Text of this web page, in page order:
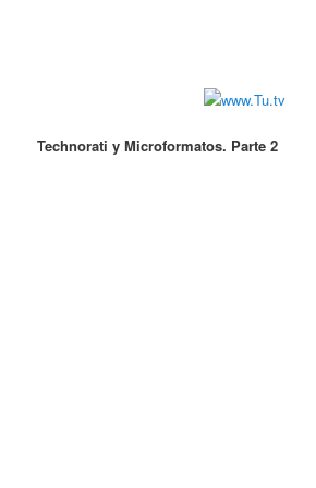
Technorati y Microformatos. Parte 2